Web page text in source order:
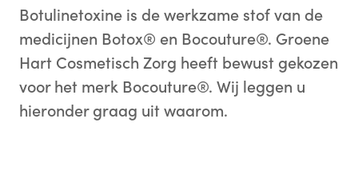
Botulinetoxine is de werkzame stof van de
medicijnen Botox® en Bocouture®. Groene
Hart Cosmetisch Zorg heeft bewust gekozen
voor het merk Bocouture®. Wij leggen u
hieronder graag uit waarom.